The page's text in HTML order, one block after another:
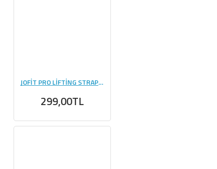
JOFİT PRO LİFTİNG STRAPS - KIRMIZI
299,00TL